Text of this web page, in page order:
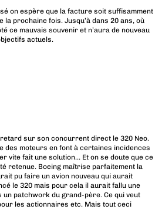
on espère que la facture soit suffisamment
la prochaine fois. Jusqu’à dans 20 ans, où
ce mauvais souvenir et n’aura de nouveau
actuels.
sur son concurrent direct le 320 Neo.
des moteurs en font à certaines incidences
vite fait une solution… Et on se doute que ce
retenue. Boeing maîtrise parfaitement la
pu faire un avion nouveau qui aurait
le 320 mais pour cela il aurait fallu une
patchwork du grand-père. Ce qui veut
les actionnaires etc. Mais tout ceci